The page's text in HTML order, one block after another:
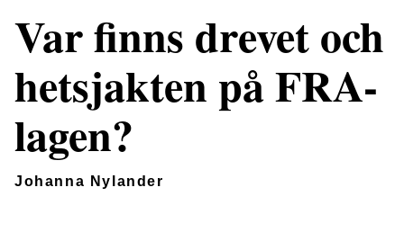
Var finns drevet och
hetsjakten på FRA-
lagen?
Johanna Nylander